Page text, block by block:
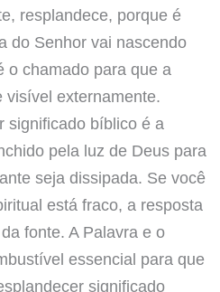
resplandece, porque é
do Senhor vai nascendo
o chamado para que a
visível externamente.
significado bíblico é a
pela luz de Deus para
seja dissipada. Se você
está fraco, a resposta
fonte. A Palavra e o
essencial para que
significado